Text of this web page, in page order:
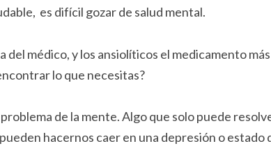
es difícil gozar de salud mental.
del médico, y los ansiolíticos el medicamento
lo que necesitas?
de la mente. Algo que solo puede
hacernos caer en una depresión o estado